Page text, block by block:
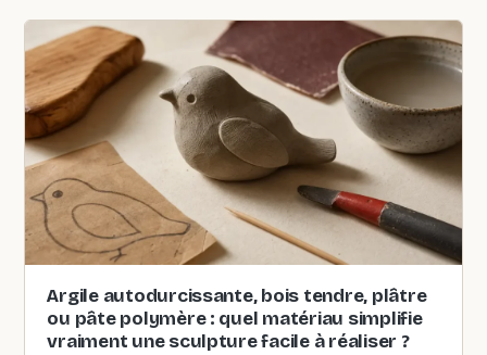
Argile autodurcissante, bois tendre, plâtre
ou pâte polymère : quel matériau simplifie
vraiment une sculpture facile à réaliser ?